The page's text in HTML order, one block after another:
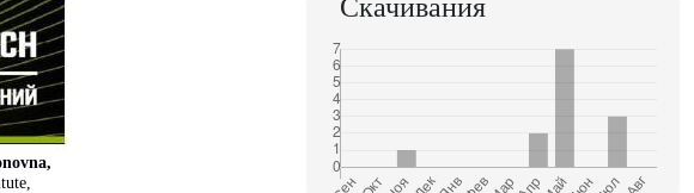
Скачивания